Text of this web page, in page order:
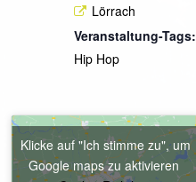
Lörrach
Veranstaltung-Tags:
Hip Hop
Klicke auf "Ich stimme zu", um
Google maps zu aktivieren